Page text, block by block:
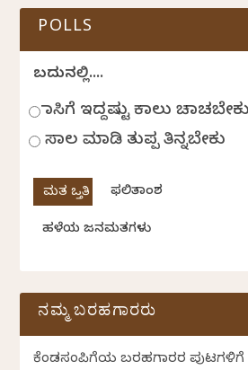
POLLS
ಬದುಕಿನಲ್ಲಿ....
ಹಾಸಿಗೆ ಇದ್ದಷ್ಟು ಕಾಲು ಚಾಚಬೇಕು
ಸಾಲ ಮಾಡಿ ತುಪ್ಪ ತಿನ್ನಬೇಕು
ಫಲಿತಾಂಶ
ಹಳೆಯ ಜನಮತಗಳು
ನಮ್ಮ ಬರಹಗಾರರು
ಕೆಂಡಸಂಪಿಗೆಯ ಬರಹಗಾರರ ಪುಟಗಳಿಗೆ